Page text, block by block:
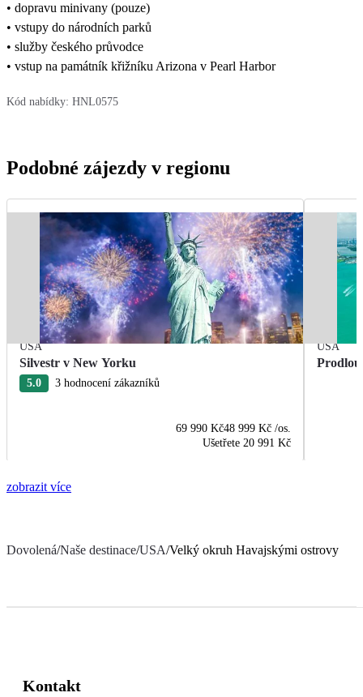
• dopravu minivany (pouze)
• vstupy do národních parků
• služby českého průvodce
• vstup na památník křižníku Arizona v Pearl Harbor
Kód nabídky: HNL0575
Podobné zájezdy v regionu
USA
Silvestr v New Yorku
5.0 3 hodnocení zákazníků
69 990 Kč48 999 Kč /os.
Ušetřete 20 991 Kč
USA
zobrazit více
Dovolená/Naše destinace/USA/Velký okruh Havajskými ostrovy
Kontakt